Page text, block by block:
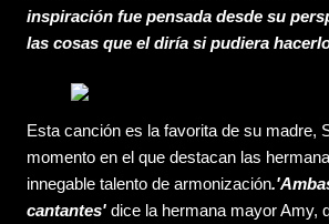
inspiración fue pensada desde su
las cosas que el diría si pudiera
Esta canción es la favorita de su madre,
momento en el que destacan las
innegable talento de armonización
cantantes' dice la hermana mayor Amy,